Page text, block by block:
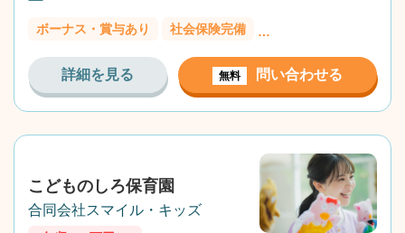
ボーナス・賞与あり 社会保険完備 …
詳細を見る 無料 問い合わせる
こどものしろ保育園
合同会社スマイル・キッズ